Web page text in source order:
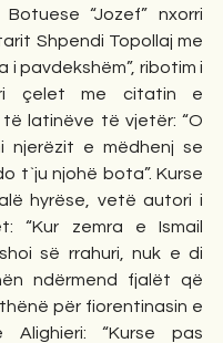
“Jozef” nxorri
Shpendi Topollaj me
i pavdekshëm”, ribotim i
çelet me citatin e
të latinëve të vjetër: “O
njerëzit e mëdhenj se
t`ju njohë bota”. Kurse
hyrëse, vetë autori i
“Kur zemra e Ismail
së rrahuri, nuk e di
ndërmend fjalët që
për fiorentinasin e
Alighieri: “Kurse pas